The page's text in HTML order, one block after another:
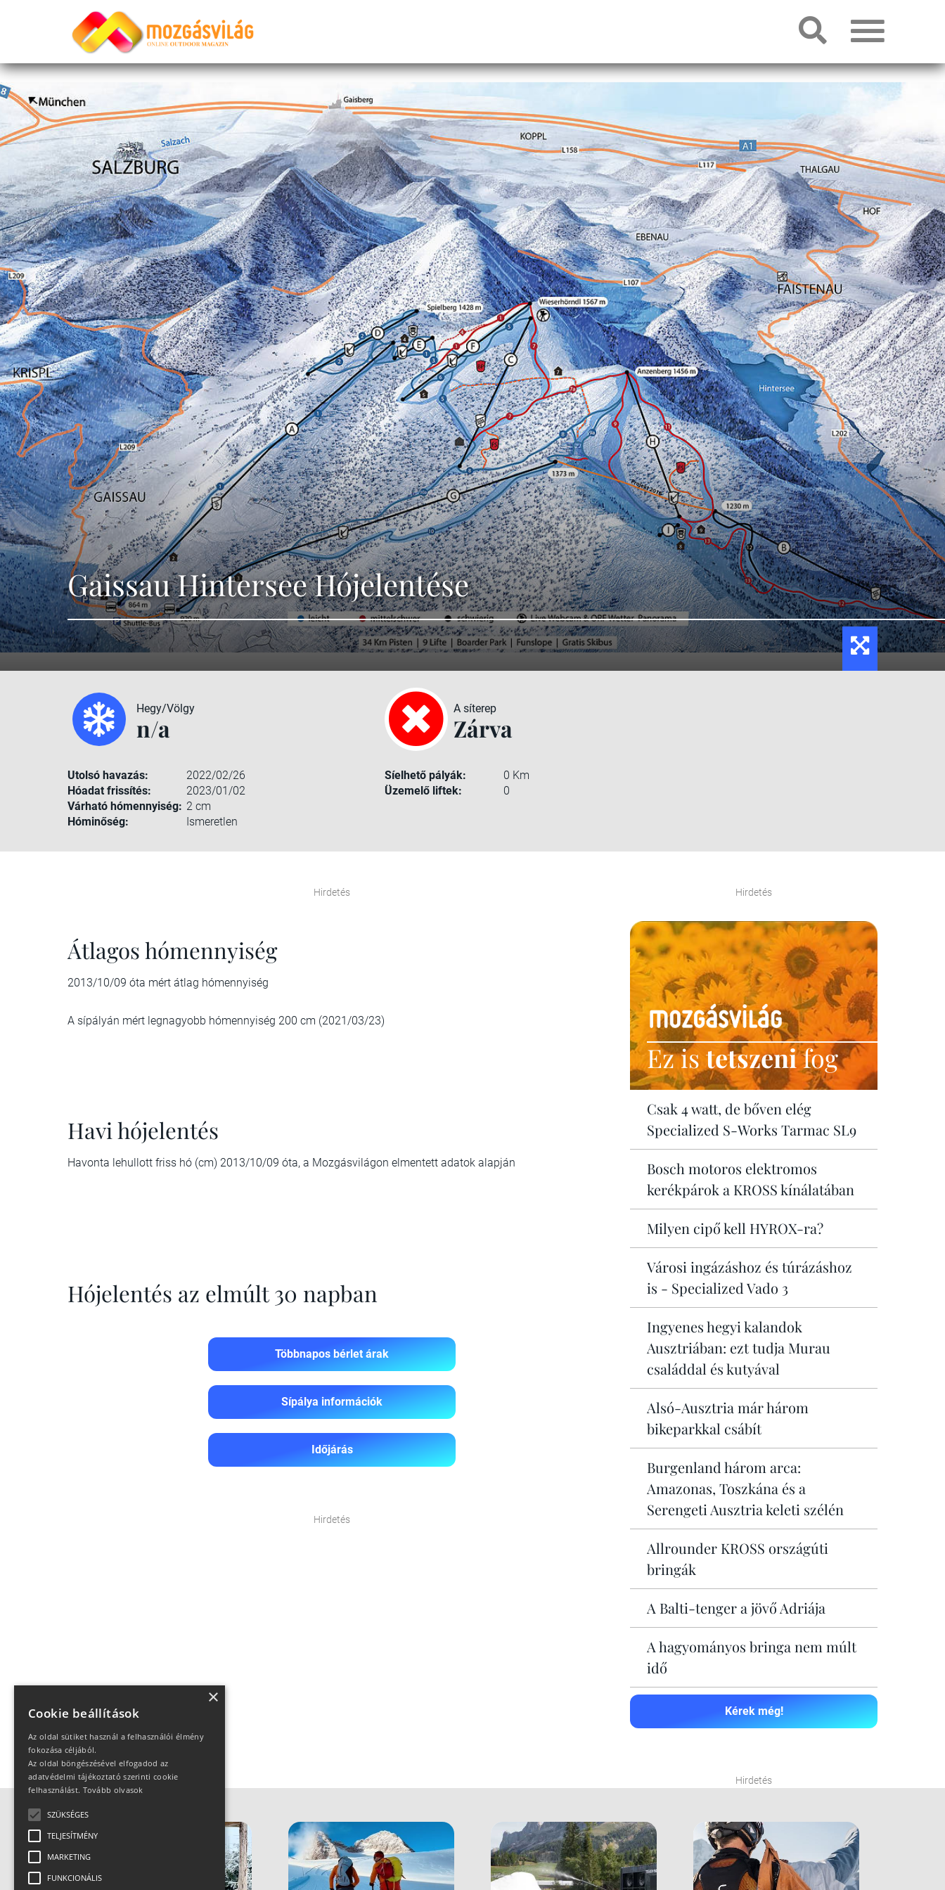
Gaissau Hintersee Hójelentése
Hegy/Völgy
n/a
Utolsó havazás:
2022/02/26
Hóadat frissítés:
2023/01/02
Várható hómennyiség: 2 cm
Hóminőség:
Ismeretlen
A síterep
Zárva
Síelhető pályák:
0 Km
Üzemelő liftek:
0
Hirdetés
Átlagos hómennyiség
2013/10/09 óta mért átlag hómennyiség
A sípályán mért legnagyobb hómennyiség 200 cm (2021/03/23)
Havi hójelentés
Havonta lehullott friss hó (cm) 2013/10/09 óta, a Mozgásvilágon elmentett adatok alapján
Hójelentés az elmúlt 30 napban
Többnapos bérlet árak
Sípálya információk
Időjárás
Hirdetés
Hirdetés
Ez istetszenifog
Csak 4 watt, de bőven elég
Specialized S-Works Tarmac SL9
Bosch motoros elektromos
kerékpárok a KROSS kínálatában
Milyen cipő kell HYROX-ra?
Városi ingázáshoz és túrázáshoz
is - Specialized Vado 3
Ingyenes hegyi kalandok
Ausztriában: ezt tudja Murau
családdal és kutyával
Alsó-Ausztria már három
bikeparkkal csábít
Burgenland három arca:
Amazonas, Toszkána és a
Serengeti Ausztria keleti szélén
Allrounder KROSS országúti
bringák
A Balti-tenger a jövő Adriája
A hagyományos bringa nem múlt
idő
Kérek még!
Hirdetés
×
Cookie beállítások
Az oldal sütiket használ a felhasználói élmény
fokozása céljából.
Az oldal böngészésével elfogadod az
adatvédelmi tájékoztató szerinti cookie
felhasználást. Tovább olvasok
SZÜKSÉGES
TELJESÍTMÉNY
MARKETING
FUNKCIONÁLIS